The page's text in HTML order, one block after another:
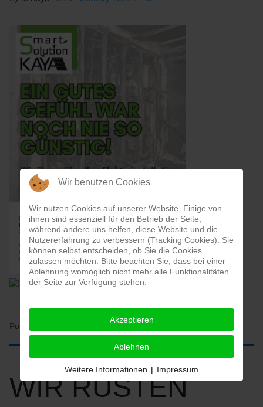
Posted in:
WIR RÜSTEN
Wir benutzen Cookies
Wir nutzen Cookies auf unserer Website. Einige von
ihnen sind essenziell für den Betrieb der Seite,
während andere uns helfen, diese Website und die
Nutzererfahrung zu verbessern (Tracking Cookies). Sie
können selbst entscheiden, ob Sie die Cookies
zulassen möchten. Bitte beachten Sie, dass bei einer
Ablehnung womöglich nicht mehr alle Funktionalitäten
der Seite zur Verfügung stehen.
Akzeptieren
Ablehnen
Weitere Informationen | Impressum